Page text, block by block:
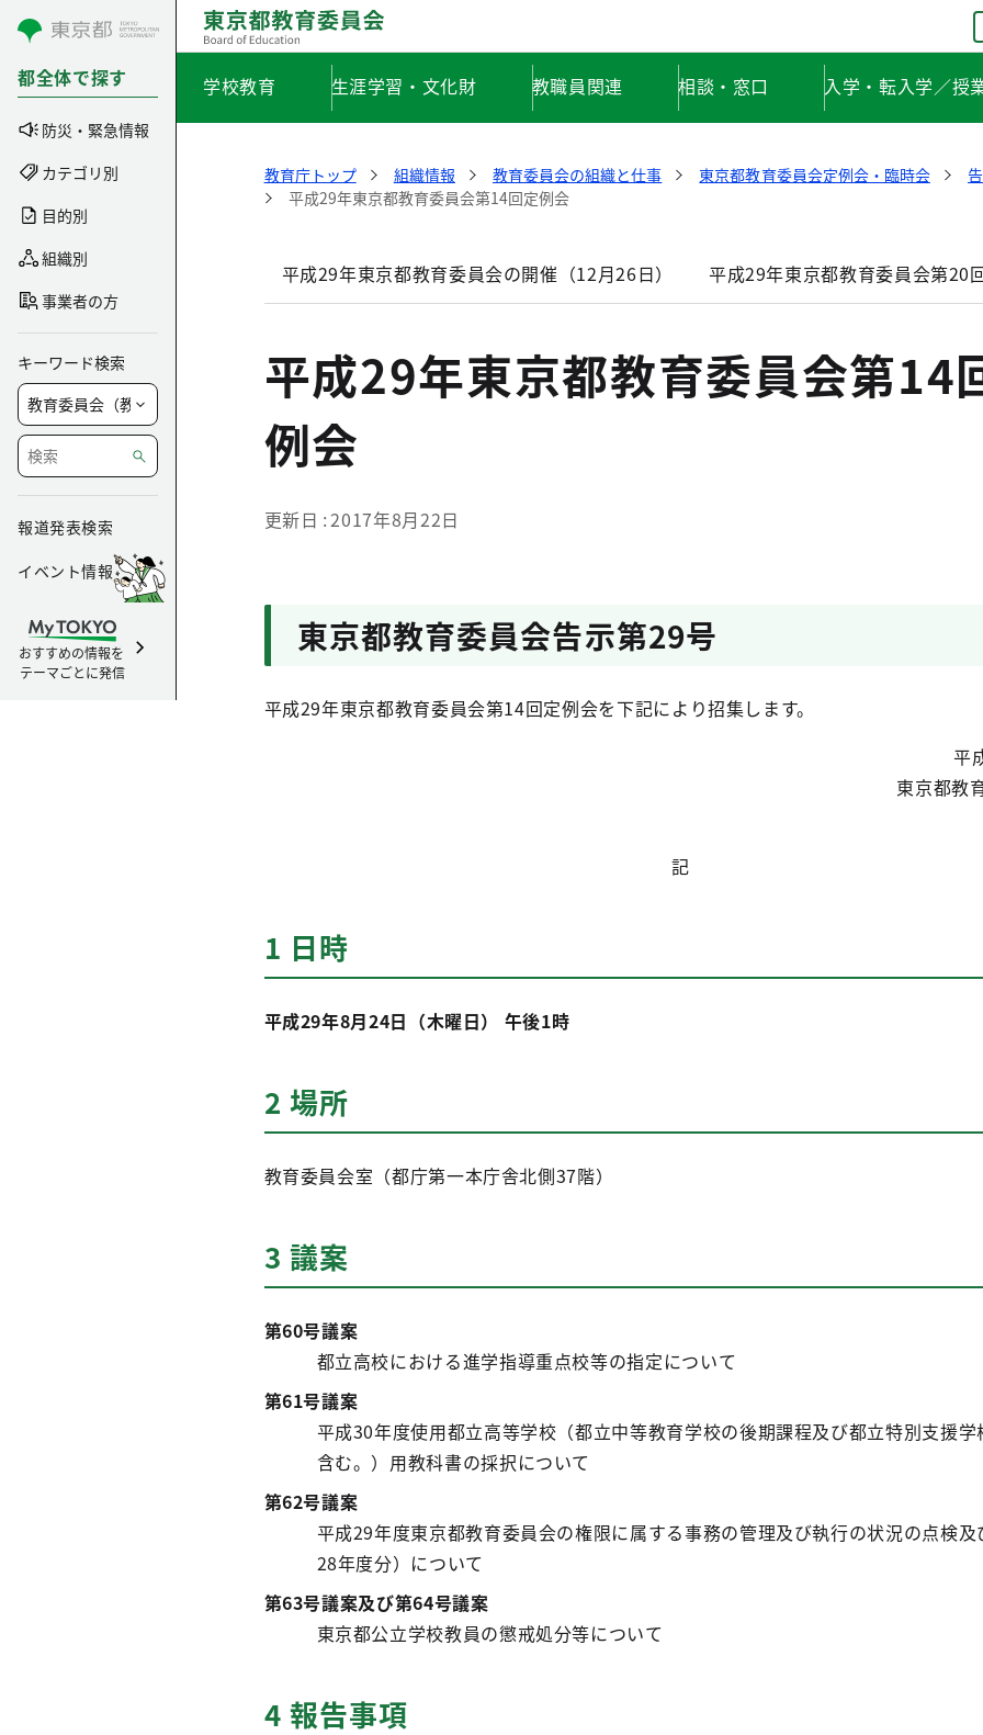
コンテンツにスキップ
都全体で探す
防災・緊急情報
カテゴリ別
目的別
組織別
事業者の方
キーワード検索
報道発表検索
イベント情報
おすすめの情報を
テーマごとに発信
学校教育 生涯学習・文化財 教職員関連 相談・窓口 入学・転入学／授
教育庁トップ 組織情報 教育委員会の組織と仕事 東京都教育委員会定例会・臨時会
平成29年東京都教育委員会第14回定例会
平成29年東京都教育委員会の開催（12月26日） 平成29年東京都教育委員会第20
平成29年東京都教育委員会第14
例会
更新日 2017年8月22日
東京都教育委員会告示第29号
平成29年東京都教育委員会第14回定例会を下記により招集します。
平
東京都教
記
1 日時
平成29年8月24日（木曜日） 午後1時
2 場所
教育委員会室（都庁第一本庁舎北側37階）
3 議案
第60号議案
都立高校における進学指導重点校等の指定について
第61号議案
平成30年度使用都立高等学校（都立中等教育学校の後期課程及び都立特別支援学
含む。）用教科書の採択について
第62号議案
平成29年度東京都教育委員会の権限に属する事務の管理及び執行の状況の点検及
28年度分）について
第63号議案及び第64号議案
東京都公立学校教員の懲戒処分等について
4 報告事項